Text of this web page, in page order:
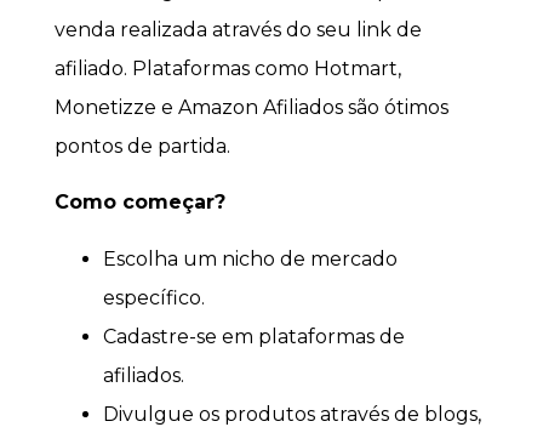
venda realizada através do seu link de
afiliado. Plataformas como Hotmart,
Monetizze e Amazon Afiliados são ótimos
pontos de partida.
Como começar?
Escolha um nicho de mercado
específico.
Cadastre-se em plataformas de
afiliados.
Divulgue os produtos através de blogs,